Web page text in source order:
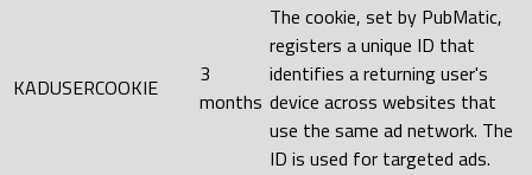
KADUSERCOOKIE
3
months
The cookie, set by PubMatic,
registers a unique ID that
identifies a returning user's
device across websites that
use the same ad network. The
ID is used for targeted ads.